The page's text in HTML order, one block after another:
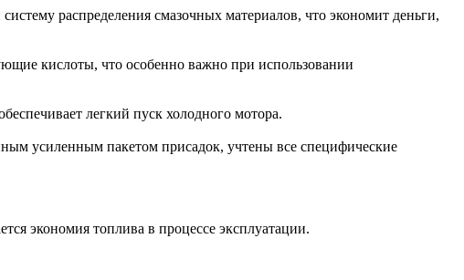
распределения смазочных материалов, что экономит деньги,
кислоты, что особенно важно при использовании
легкий пуск холодного мотора.
усиленным пакетом присадок, учтены все специфические
экономия топлива в процессе эксплуатации.